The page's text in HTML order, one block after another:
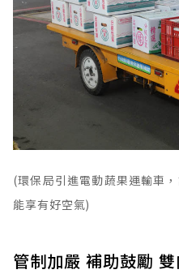
(環保局引進電動蔬果運輸車
能享有好空氣)
管制加嚴 補助鼓勵